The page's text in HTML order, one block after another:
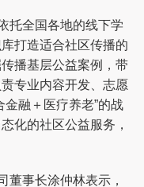
托全国各地的线下学
打造适合社区传播的
播基层公益案例，带
专业内容开发、志愿
融＋医疗养老”的战
化的社区公益服务，
董事长涂仲林表示，